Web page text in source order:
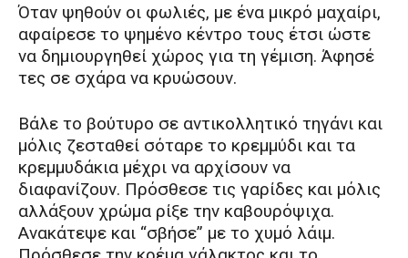
Όταν ψηθούν οι φωλιές, με ένα μικρό μαχαίρι,
αφαίρεσε το ψημένο κέντρο τους έτσι ώστε
να δημιουργηθεί χώρος για τη γέμιση. Άφησέ
τες σε σχάρα να κρυώσουν.
Βάλε το βούτυρο σε αντικολλητικό τηγάνι και
μόλις ζεσταθεί σόταρε το κρεμμύδι και τα
κρεμμυδάκια μέχρι να αρχίσουν να
διαφανίζουν. Πρόσθεσε τις γαρίδες και μόλις
αλλάξουν χρώμα ρίξε την καβουρόψιχα.
Ανακάτεψε και “σβήσε” με το χυμό λάιμ.